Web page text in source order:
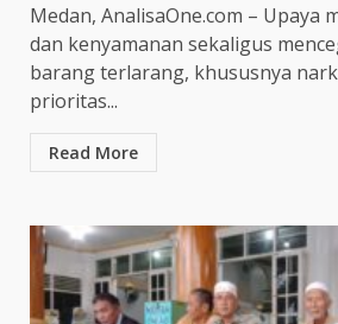
Medan, AnalisaOne.com – Upaya
dan kenyamanan sekaligus
barang terlarang, khususnya
prioritas...
Read More